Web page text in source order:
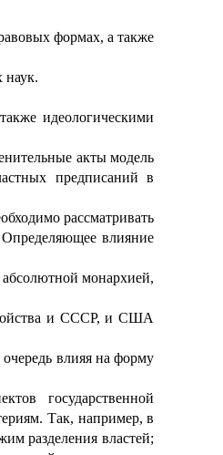
формах, а также
наук.
идеологическими
акты модель
предписаний в
рассматривать
влияние
монархией,
и СССР, и США
влияя на форму
государственной
Так, например, в
разделения властей;